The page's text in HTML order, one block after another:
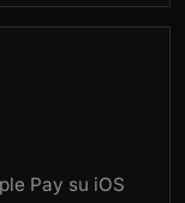
Pay su iOS